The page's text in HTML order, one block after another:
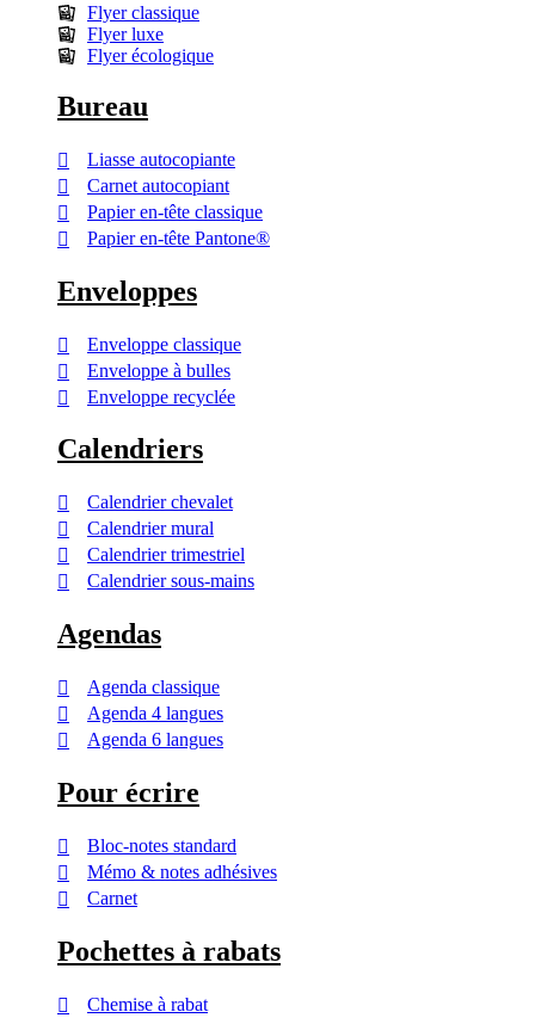
Flyer classique
Flyer luxe
Flyer écologique
Bureau
Liasse autocopiante
Carnet autocopiant
Papier en-tête classique
Papier en-tête Pantone®
Enveloppes
Enveloppe classique
Enveloppe à bulles
Enveloppe recyclée
Calendriers
Calendrier chevalet
Calendrier mural
Calendrier trimestriel
Calendrier sous-mains
Agendas
Agenda classique
Agenda 4 langues
Agenda 6 langues
Pour écrire
Bloc-notes standard
Mémo & notes adhésives
Carnet
Pochettes à rabats
Chemise à rabat